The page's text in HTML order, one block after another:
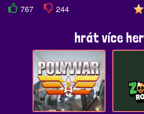
767 244
hrát více her